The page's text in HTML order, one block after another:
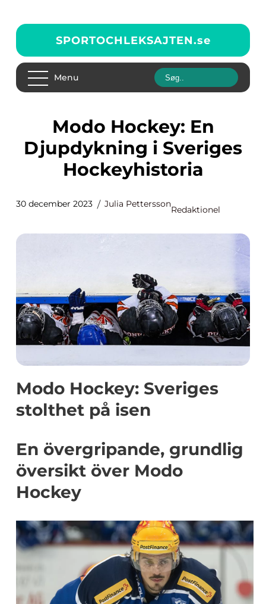
SPORTOCHLEKSAJTEN.se
Menu
Modo Hockey: En
Djupdykning i Sveriges
Hockeyhistoria
30 december 2023 Julia Pettersson
Redaktionel
Modo Hockey: Sveriges
stolthet på isen
En övergripande, grundlig
översikt över Modo
Hockey